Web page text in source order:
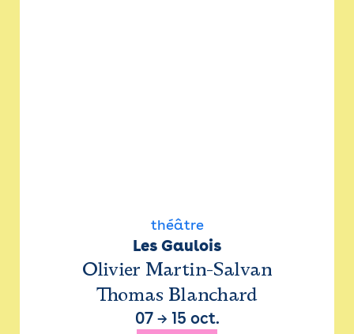
théâtre
Les Gaulois
Olivier Martin-Salvan
Thomas Blanchard
07→ 15 oct.